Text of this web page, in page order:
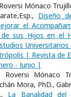
Mónaco
Diseño
el
de sus Hijos en el
Universitarios
| Revista de
- Junio |
Roversi Mónaco
Mora, PhD.,
La Banalidad del